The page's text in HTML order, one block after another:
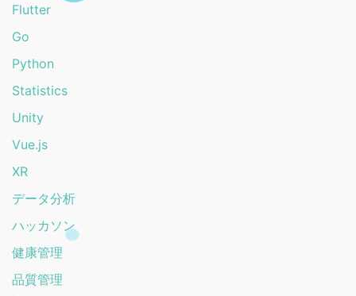
Flutter
Go
Python
Statistics
Unity
Vue.js
XR
データ分析
ハッカソン
健康管理
品質管理